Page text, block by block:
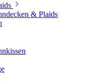
& Plaids